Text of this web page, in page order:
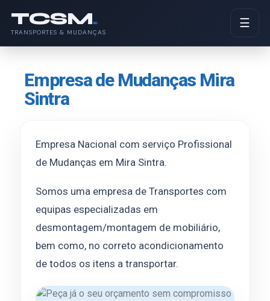
TCSM.
TRANSPORTES & MUDANÇAS
☰
Empresa de Mudanças Mira
Sintra
Empresa Nacional com serviço Profissional
de Mudanças em Mira Sintra.
Somos uma empresa de Transportes com
equipas especializadas em
desmontagem/montagem de mobiliário,
bem como, no correto acondicionamento
de todos os itens a transportar.